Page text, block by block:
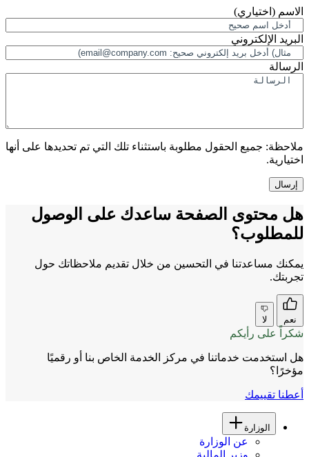
الاسم (اختياري)
البريد الإلكتروني
الرسالة
ملاحظة: جميع الحقول مطلوبة باستثناء تلك التي تم تحديدها على أنها
اختيارية.
هل محتوى الصفحة ساعدك على الوصول
للمطلوب؟
يمكنك مساعدتنا في التحسين من خلال تقديم ملاحظاتك حول
تجربتك.
نعم لا
شكراً على رأيكم
هل استخدمت خدماتنا في مركز الخدمة الخاص بنا أو رقميًا
مؤخرًا؟
أعطنا تقييمك
الوزارة
عن الوزارة